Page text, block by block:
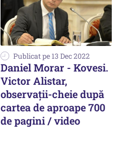
Publicat pe 13 Dec 2022
Daniel Morar - Kovesi.
Victor Alistar,
observații-cheie după
cartea de aproape 700
de pagini / video